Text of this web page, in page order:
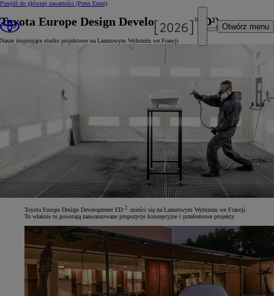
Przejdź do głównej zawartości (Press Enter)
Otwórz menu
Toyota Europe Design Development (ED²)
Nasze inspirujące studio projektowe na Lazurowym Wybrzeżu we Francji
Toyota Europe Design Development ED 2 mieści się na Lazurowym Wybrzeżu we Francji.
To właśnie tu powstają zaawansowane propozycje koncepcyjne i przełomowe projekty.